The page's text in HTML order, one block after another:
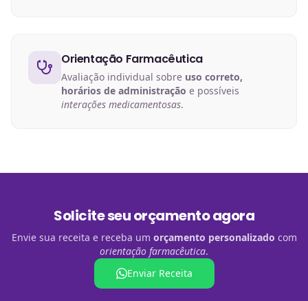
Orientação Farmacêutica
Avaliação individual sobre uso correto,
horários de administração e possíveis
interações medicamentosas.
Solicite seu orçamento agora
Envie sua receita e receba um orçamento personalizado com
orientação farmacêutica.
Enviar Receita